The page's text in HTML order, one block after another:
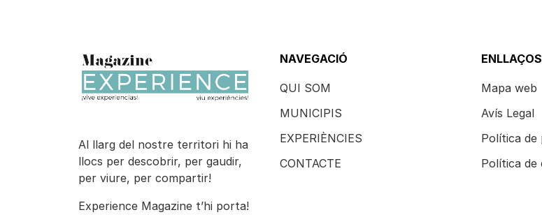
Al llarg del nostre territori hi ha
llocs per descobrir, per gaudir,
per viure, per compartir!
Experience Magazine t’hi porta!
NAVEGACIÓ
QUI SOM
MUNICIPIS
EXPERIÈNCIES
CONTACTE
Mapa web
Avís Legal
Política de
Política de